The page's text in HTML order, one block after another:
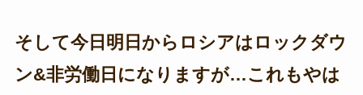
そして今日明日からロシアはロックダウ
ン&非労働日になりますが…これもやは